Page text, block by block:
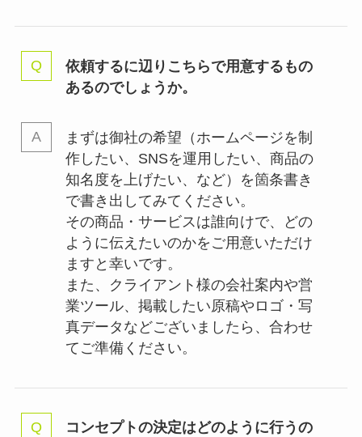
依頼するに辺りこちらで用意するもの
あるのでしょうか。
まずは御社の希望（ホームページを制
作したい、SNSを運用したい、商品の
知名度を上げたい、など）を箇条書き
で書き出してみてください。
その商品・サービスは誰向けで、どの
ように伝えたいのかをご用意いただけ
ますと幸いです。
また、クライアント様の会社案内や営
業ツール、掲載したい原稿やロゴ・写
真データなどございましたら、合わせ
てご準備ください。
コンセプトの決定はどのように行うの